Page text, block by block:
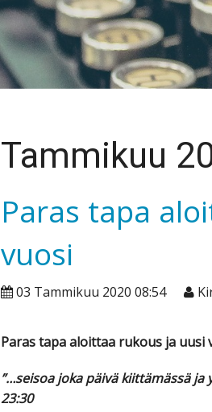
Tammikuu
Paras tapa
vuosi
03 Tammikuu 2020 08:54
Paras tapa aloittaa rukous ja uusi
”…seisoa joka päivä kiittämässä ja
23:30